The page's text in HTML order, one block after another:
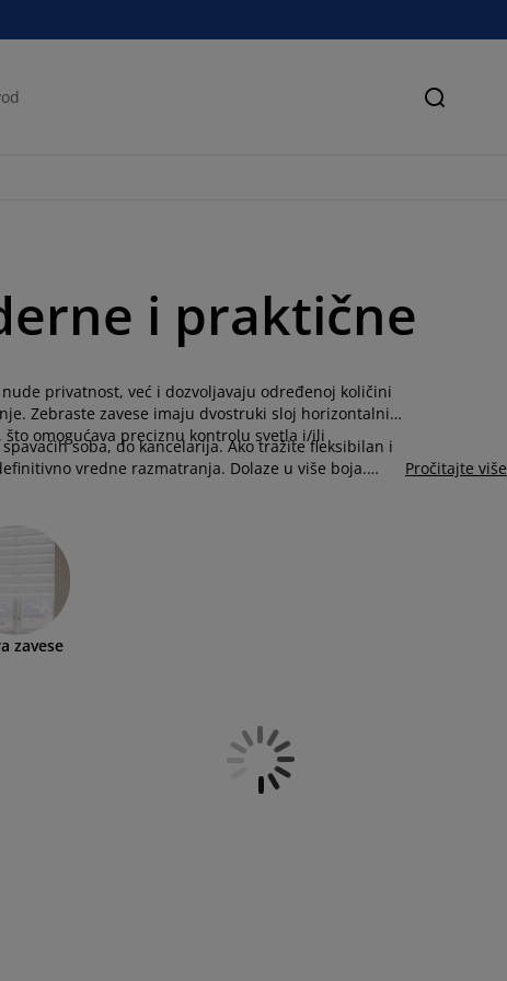
Pretraga
i praktične
privatnost, već i dozvoljavaju određenoj količini
Zebraste zavese imaju dvostruki sloj horizontalnih
omogućava preciznu kontrolu svetla i/ili
soba, do kancelarija. Ako tražite fleksibilan i
vredne razmatranja. Dolaze u više boja.
Pročitajte više
zavese